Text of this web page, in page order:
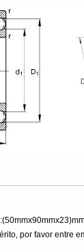
por favor entre